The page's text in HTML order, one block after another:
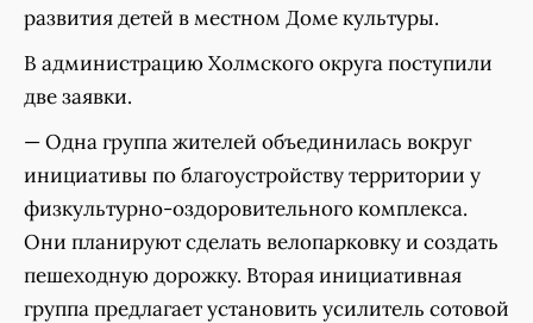
развития детей в местном Доме культуры.
В администрацию Холмского округа поступили
две заявки.
— Одна группа жителей объединилась вокруг
инициативы по благоустройству территории у
физкультурно-оздоровительного комплекса.
Они планируют сделать велопарковку и создать
пешеходную дорожку. Вторая инициативная
группа предлагает установить усилитель сотовой